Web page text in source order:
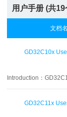
用户手册 (共19
文档名
GD32C10x
Introduction：
GD32C11x